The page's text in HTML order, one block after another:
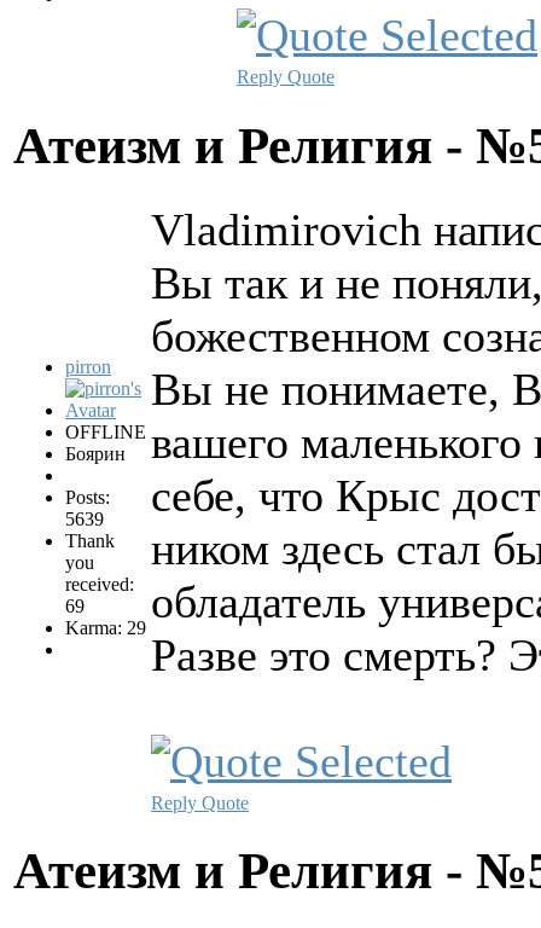
Reply Quote
Атеизм и Религия -
pirron
OFFLINE
Боярин
Posts:
5639
Thank
you
received:
69
Karma: 29
Vladimirovich
Вы так и не
божественном
Вы не понимаете,
вашего маленького
себе, что Крыс
ником здесь стал
обладатель
Разве это смерть?
Reply Quote
Атеизм и Религия -